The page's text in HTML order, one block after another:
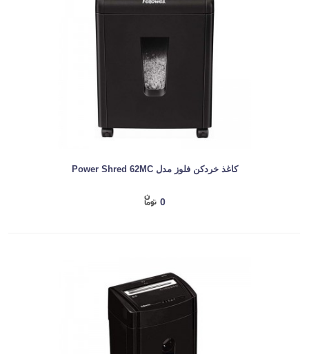
کاغذ خردکن فلوز مدل Power Shred 62MC
0